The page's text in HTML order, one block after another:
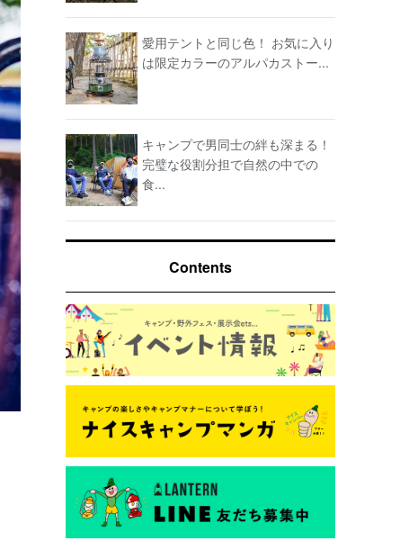
愛用テントと同じ色！ お気に入り
は限定カラーのアルパカストー...
キャンプで男同士の絆も深まる！
完璧な役割分担で自然の中での
食...
Contents